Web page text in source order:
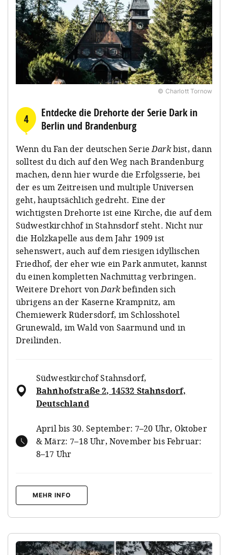
© Charlott Tornow
4
Entdecke die Drehorte der Serie Dark in
Berlin und Brandenburg
Wenn du Fan der deutschen SerieDarkbist, dann
solltest du dich auf den Weg nach Brandenburg
machen, denn hier wurde die Erfolgsserie, bei
der es um Zeitreisen und multiple Universen
geht, hauptsächlich gedreht. Eine der
wichtigsten Drehorte ist eine Kirche, die auf dem
Südwestkirchhof in Stahnsdorf steht. Nicht nur
die Holzkapelle aus dem Jahr 1909 ist
sehenswert, auch auf dem riesigen idyllischen
Friedhof, der eher wie ein Park anmutet, kannst
du einen kompletten Nachmittag verbringen.⁠
Weitere Drehort vonDarkbefinden sich
übrigens an der Kaserne Krampnitz, am
Chemiewerk Rüdersdorf, im Schlosshotel
Grunewald, im Wald von Saarmund und in
Dreilinden.
Südwestkirchof Stahnsdorf,
Bahnhofstraße 2, 14532 Stahnsdorf,
Deutschland
April bis 30. September: 7–20 Uhr, Oktober
& März: 7–18 Uhr, November bis Februar:
8–17 Uhr
MEHR INFO